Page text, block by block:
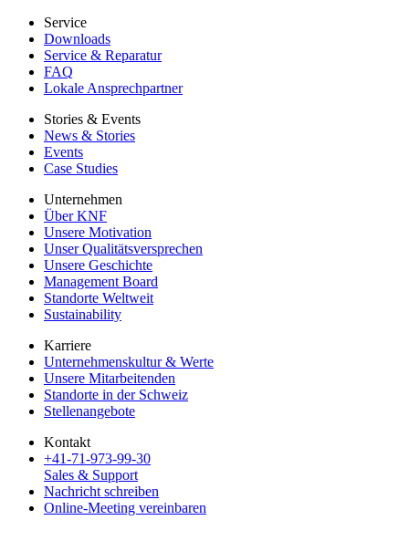
Service
Downloads
Service & Reparatur
FAQ
Lokale Ansprechpartner
Stories & Events
News & Stories
Events
Case Studies
Unternehmen
Über KNF
Unsere Motivation
Unser Qualitätsversprechen
Unsere Geschichte
Management Board
Standorte Weltweit
Sustainability
Karriere
Unternehmenskultur & Werte
Unsere Mitarbeitenden
Standorte in der Schweiz
Stellenangebote
Kontakt
+41-71-973-99-30
Sales & Support
Nachricht schreiben
Online-Meeting vereinbaren